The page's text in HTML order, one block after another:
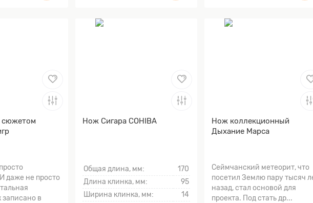
сюжетом
даже не просто
записано в
Нож Сигара COHIBA
Общая длина, мм:
170
Длина клинка, мм:
95
Ширина клинка, мм:
14
Нож коллекционный
Дыхание Марса
Сеймчанский метеорит, что
посетил Землю пару тысяч
назад, стал основой для
проекта. Под стать др...